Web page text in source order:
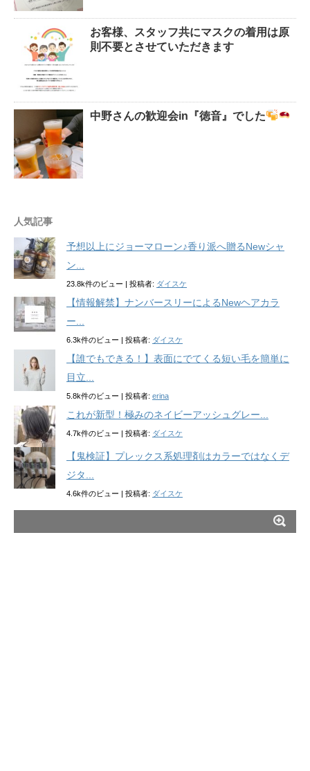
お客様、スタッフ共にマスクの着用は原
則不要とさせていただきます
中野さんの歓迎会in『徳音』でした
人気記事
予想以上にジョーマローン♪香り派へ贈るNewシャ
ン...
23.8k件のビュー | 投稿者: ダイスケ
【情報解禁】ナンバースリーによるNewヘアカラ
ー...
6.3k件のビュー | 投稿者: ダイスケ
【誰でもできる！】表面にでてくる短い毛を簡単に
目立...
5.8k件のビュー | 投稿者: erina
これが新型！極みのネイビーアッシュグレー...
4.7k件のビュー | 投稿者: ダイスケ
【鬼検証】プレックス系処理剤はカラーではなくデ
ジタ...
4.6k件のビュー | 投稿者: ダイスケ